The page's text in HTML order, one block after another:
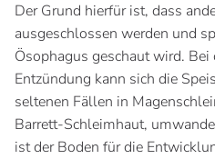
Der Grund hierfür ist, dass
ausgeschlossen werden und
Ösophagus geschaut wird.
Entzündung kann sich die
seltenen Fällen in
Barrett-Schleimhaut,
ist der Boden für die